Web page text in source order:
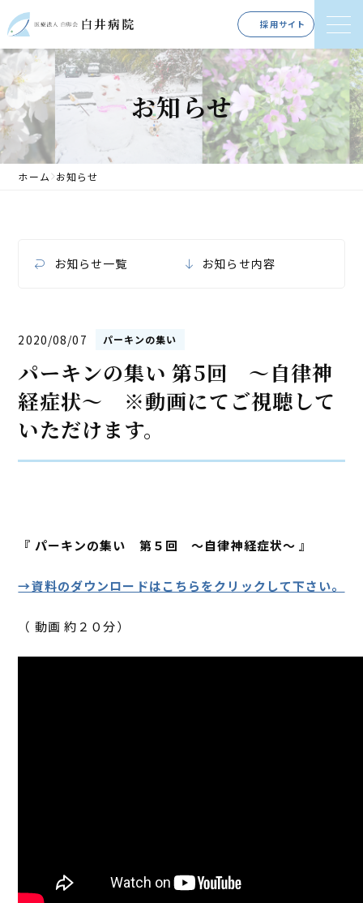
採用サイト
お知らせ
ホーム お知らせ
お知らせ一覧 お知らせ内容
2020/08/07 パーキンの集い
パーキンの集い 第5回 ～自律神
経症状～ ※動画にてご視聴して
いただけます。
『 パーキンの集い 第５回 ～自律神経症状～ 』
→資料のダウンロードはこちらをクリックして下さい。
（ 動画 約２０分）